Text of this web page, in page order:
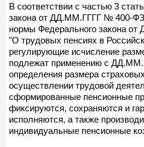
В соответствии с частью 3
закона от ДД.ММ.ГГГГ № 400-
нормы Федерального закона
"О трудовых пенсиях в
регулирующие исчисление
подлежат применению с
определения размера
осуществлении трудовой
сформированные пенсионные
фиксируются, сохраняются и
исполняются, а также
индивидуальные пенсионные